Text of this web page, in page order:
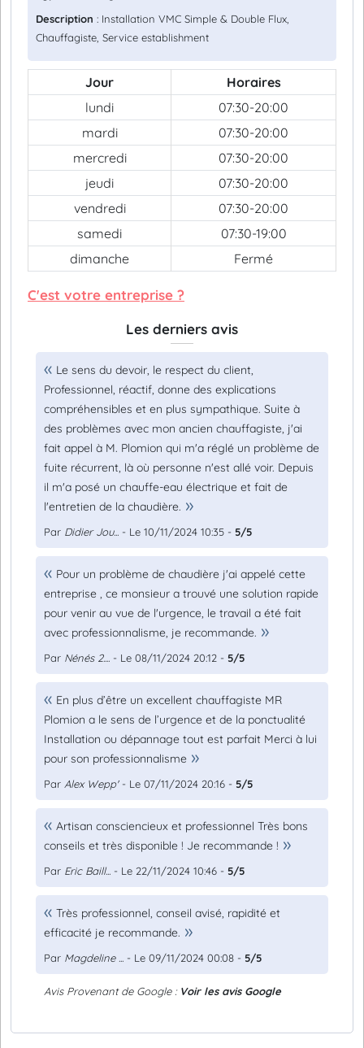
Description : Installation VMC Simple & Double Flux,
Chauffagiste, Service establishment
Jour
Horaires
lundi
07:30-20:00
mardi
07:30-20:00
mercredi
07:30-20:00
jeudi
07:30-20:00
vendredi
07:30-20:00
samedi
07:30-19:00
dimanche
Fermé
C'est votre entreprise ?
Les derniers avis
Le sens du devoir, le respect du client,
Professionnel, réactif, donne des explications
compréhensibles et en plus sympathique. Suite à
des problèmes avec mon ancien chauffagiste, j'ai
fait appel à M. Plomion qui m'a réglé un problème de
fuite récurrent, là où personne n'est allé voir. Depuis
il m'a posé un chauffe-eau électrique et fait de
l'entretien de la chaudière.
Par Didier Jou... - Le 10/11/2024 10:35 - 5/5
Pour un problème de chaudière j'ai appelé cette
entreprise , ce monsieur a trouvé une solution rapide
pour venir au vue de l'urgence, le travail a été fait
avec professionnalisme, je recommande.
Par Nénés 2.... - Le 08/11/2024 20:12 - 5/5
En plus d’être un excellent chauffagiste MR
Plomion a le sens de l’urgence et de la ponctualité
Installation ou dépannage tout est parfait Merci à lui
pour son professionnalisme
Par Alex Wepp'- Le 07/11/2024 20:16 - 5/5
Artisan consciencieux et professionnel Très bons
conseils et très disponible ! Je recommande !
Par Eric Baill... - Le 22/11/2024 10:46 - 5/5
Très professionnel, conseil avisé, rapidité et
efficacité je recommande.
Par Magdeline ... - Le 09/11/2024 00:08 - 5/5
Avis Provenant de Google : Voir les avis Google